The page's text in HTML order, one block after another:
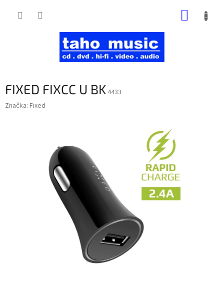
FIXED FIXCC U BK 4433
Značka: Fixed